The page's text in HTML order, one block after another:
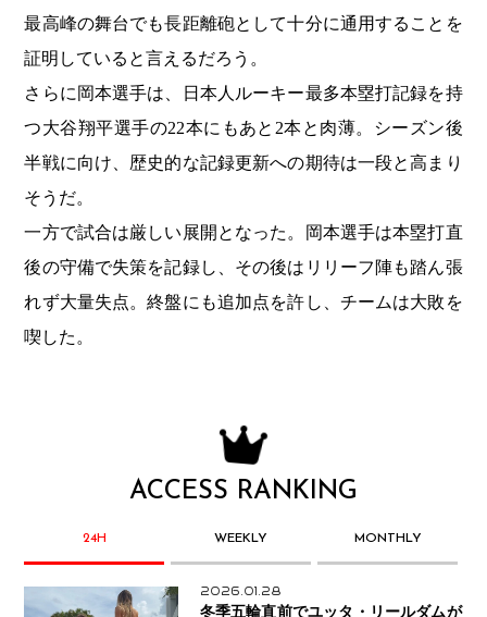
最高峰の舞台でも長距離砲として十分に通用することを
証明していると言えるだろう。
さらに岡本選手は、日本人ルーキー最多本塁打記録を持
つ大谷翔平選手の22本にもあと2本と肉薄。シーズン後
半戦に向け、歴史的な記録更新への期待は一段と高まり
そうだ。
一方で試合は厳しい展開となった。岡本選手は本塁打直
後の守備で失策を記録し、その後はリリーフ陣も踏ん張
れず大量失点。終盤にも追加点を許し、チームは大敗を
喫した。
ACCESS RANKING
24H WEEKLY MONTHLY
2026.01.28
冬季五輪直前でユッタ・リールダムが